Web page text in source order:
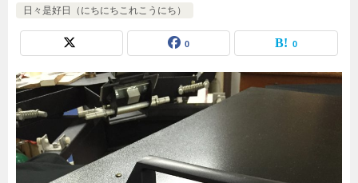
日々是好日（にちにちこれこうにち）
0 0